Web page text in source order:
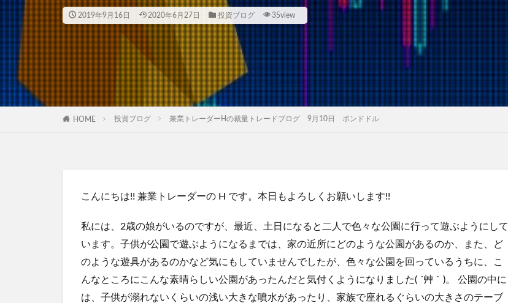
2019年9月16日 2020年6月27日 投資ブログ 35view
HOME 投資ブログ 兼業トレーダーHの裁量トレードブログ 9月10日 ポンドドル
こんにちは!! 兼業トレーダーの H です。本日もよろしくお願いします!!
私には、2歳の娘がいるのですが、最近、土日になると二人で色々な公園に行って遊ぶようにして
います。子供が公園で遊ぶようになるまでは、家の近所にどのような公園があるのか、また、ど
のような遊具があるのかなど気にもしていませんでしたが、色々な公園を回っているうちに、こ
んなところにこんな素晴らしい公園があったんだと気付くようになりました( ´艸｀)。 公園の中に
は、子供が溺れないくらいの浅い大きな噴水があったり、家族で座れるぐらいの大きさのテーブ